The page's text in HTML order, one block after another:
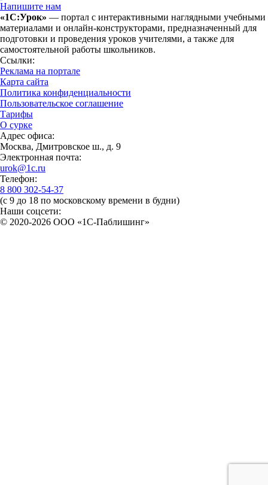
Напишите нам
«1С:Урок» — портал с интерактивными наглядными учебными
материалами и онлайн-конструкторами, предназначенный для
подготовки и проведения уроков учителями, а также для
самостоятельной работы школьников.
Ссылки:
Реклама на портале
Карта сайта
Политика конфиденциальности
Пользовательское соглашение
Тарифы
О сурке
Адрес офиса:
Москва, Дмитровское ш., д. 9
Электронная почта:
urok@1c.ru
Телефон:
8 800 302-54-37
(с 9 до 18 по московскому времени в будни)
Наши соцсети:
© 2020-2026 OOO «1С-Паблишинг»